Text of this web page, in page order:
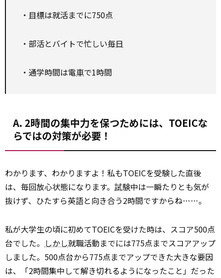
・ 目標は就活までに750点
・部活とバイトで忙しい毎日
・通学時間は電車で1時間
A. 2時間の集中力を保つためには、TOEICな
らではの対策が必要！
わかります、わかりますよ！私もTOEICを受験した直後
は、毎回放心状態になります。 試験中は一瞬たりとも気が
抜けず、ひたすら英語と向き合う2時間ですからね……。
私が大学生の頃に初めてTOEICを受けた時は、スコア500点
台でした。 しかし就職活動までには775点までスコアアップ
しました。500点台から775点までアップできた大きな要因
は、「2時間集中して解き切れるようになったこと」だった